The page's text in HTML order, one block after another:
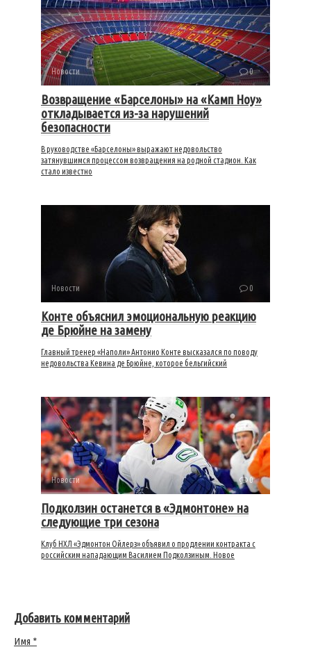
Новости 0
Возвращение «Барселоны» на «Камп Ноу»
откладывается из-за нарушений
безопасности
В руководстве «Барселоны» выражают недовольство
затянувшимся процессом возвращения на родной стадион. Как
стало известно
Новости 0
Конте объяснил эмоциональную реакцию
де Брюйне на замену
Главный тренер «Наполи» Антонио Конте высказался по поводу
недовольства Кевина де Брюйне, которое бельгийский
Новости 0
Подколзин останется в «Эдмонтоне» на
следующие три сезона
Клуб НХЛ «Эдмонтон Ойлерз» объявил о продлении контракта с
российским нападающим Василием Подколзиным. Новое
Добавить комментарий
Имя *